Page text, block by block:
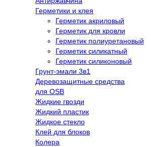
Герметики и клея
Герметик акриловый
Герметик для кровли
Герметик полиуретановый
Герметик силикатный
Герметик силиконовый
Грунт-эмали 3в1
Деревозащитные средства
для OSB
Жидкие гвозди
Жидкий пластик
Жидкое стекло
Клей для блоков
Колера